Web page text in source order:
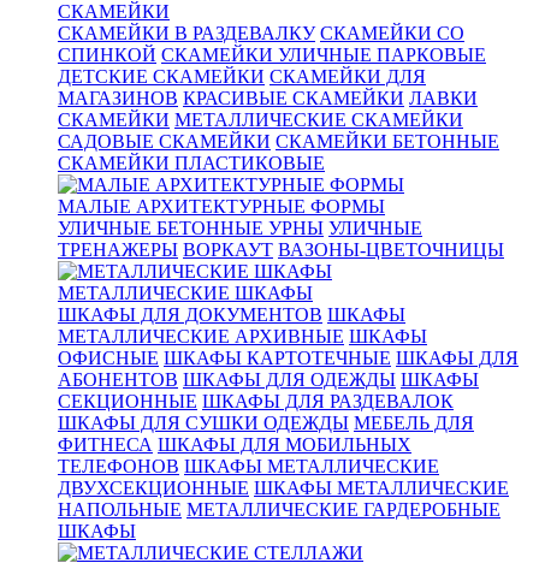
СКАМЕЙКИ
СКАМЕЙКИ В РАЗДЕВАЛКУ СКАМЕЙКИ СО
СПИНКОЙ СКАМЕЙКИ УЛИЧНЫЕ ПАРКОВЫЕ
ДЕТСКИЕ СКАМЕЙКИ СКАМЕЙКИ ДЛЯ
МАГАЗИНОВ КРАСИВЫЕ СКАМЕЙКИ ЛАВКИ
СКАМЕЙКИ МЕТАЛЛИЧЕСКИЕ СКАМЕЙКИ
САДОВЫЕ СКАМЕЙКИ СКАМЕЙКИ БЕТОННЫЕ
СКАМЕЙКИ ПЛАСТИКОВЫЕ
МАЛЫЕ АРХИТЕКТУРНЫЕ ФОРМЫ
УЛИЧНЫЕ БЕТОННЫЕ УРНЫ УЛИЧНЫЕ
ТРЕНАЖЕРЫ ВОРКАУТ ВАЗОНЫ-ЦВЕТОЧНИЦЫ
МЕТАЛЛИЧЕСКИЕ ШКАФЫ
ШКАФЫ ДЛЯ ДОКУМЕНТОВ ШКАФЫ
МЕТАЛЛИЧЕСКИЕ АРХИВНЫЕ ШКАФЫ
ОФИСНЫЕ ШКАФЫ КАРТОТЕЧНЫЕ ШКАФЫ ДЛЯ
АБОНЕНТОВ ШКАФЫ ДЛЯ ОДЕЖДЫ ШКАФЫ
СЕКЦИОННЫЕ ШКАФЫ ДЛЯ РАЗДЕВАЛОК
ШКАФЫ ДЛЯ СУШКИ ОДЕЖДЫ МЕБЕЛЬ ДЛЯ
ФИТНЕСА ШКАФЫ ДЛЯ МОБИЛЬНЫХ
ТЕЛЕФОНОВ ШКАФЫ МЕТАЛЛИЧЕСКИЕ
ДВУХСЕКЦИОННЫЕ ШКАФЫ МЕТАЛЛИЧЕСКИЕ
НАПОЛЬНЫЕ МЕТАЛЛИЧЕСКИЕ ГАРДЕРОБНЫЕ
ШКАФЫ